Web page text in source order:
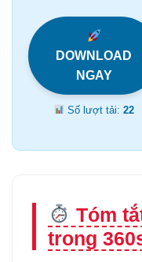
DOWNLOAD
NGAY
Số lượt tải:22
Tóm
trong